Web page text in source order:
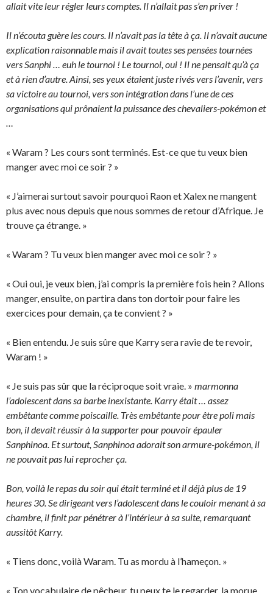
allait vite leur régler leurs comptes. Il n’allait pas s’en priver !
Il n’écouta guère les cours. Il n’avait pas la tête à ça. Il n’avait aucune
explication raisonnable mais il avait toutes ses pensées tournées
vers Sanphi … euh le tournoi ! Le tournoi, oui ! Il ne pensait qu’à ça
et à rien d’autre. Ainsi, ses yeux étaient juste rivés vers l’avenir, vers
sa victoire au tournoi, vers son intégration dans l’une de ces
organisations qui prônaient la puissance des chevaliers-pokémon et
…
« Waram ? Les cours sont terminés. Est-ce que tu veux bien
manger avec moi ce soir ? »
« J’aimerai surtout savoir pourquoi Raon et Xalex ne mangent
plus avec nous depuis que nous sommes de retour d’Afrique. Je
trouve ça étrange. »
« Waram ? Tu veux bien manger avec moi ce soir ? »
« Oui oui, je veux bien, j’ai compris la première fois hein ? Allons
manger, ensuite, on partira dans ton dortoir pour faire les
exercices pour demain, ça te convient ? »
« Bien entendu. Je suis sûre que Karry sera ravie de te revoir,
Waram ! »
« Je suis pas sûr que la réciproque soit vraie. » marmonna
l’adolescent dans sa barbe inexistante. Karry était … assez
embêtante comme poiscaille. Très embêtante pour être poli mais
bon, il devait réussir à la supporter pour pouvoir épauler
Sanphinoa. Et surtout, Sanphinoa adorait son armure-pokémon, il
ne pouvait pas lui reprocher ça.
Bon, voilà le repas du soir qui était terminé et il déjà plus de 19
heures 30. Se dirigeant vers l’adolescent dans le couloir menant à sa
chambre, il finit par pénétrer à l’intérieur à sa suite, remarquant
aussitôt Karry.
« Tiens donc, voilà Waram. Tu as mordu à l’hameçon. »
« Ton vocabulaire de pêcheur, tu peux te le regarder, la morue.